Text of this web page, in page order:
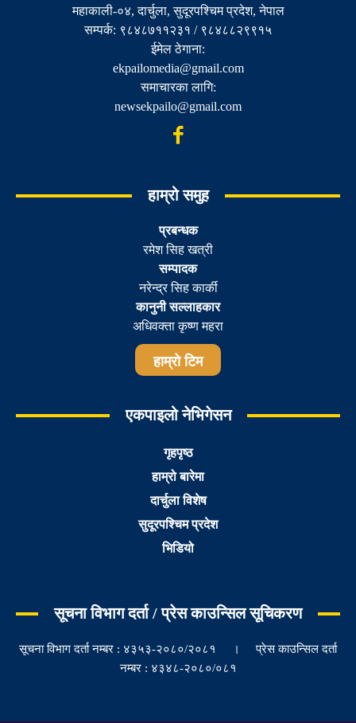
महाकाली-०४, दार्चुला, सुदूरपश्चिम प्रदेश, नेपाल
सम्पर्क: ९८४८७११२३१ / ९८४८८२९९१५
ईमेल ठेगाना:
ekpailomedia@gmail.com
समाचारका लागि:
newsekpailo@gmail.com
हाम्रो समुह
प्रबन्धक
रमेश सिह खत्री
सम्पादक
नरेन्द्र सिह कार्की
कानुनी सल्लाहकार
अधिवक्ता कृष्ण महरा
हाम्रो टिम
एकपाइलो नेभिगेसन
गृहपृष्ठ
हाम्रो बारेमा
दार्चुला विशेष
सुदूरपश्चिम प्रदेश
भिडियो
सूचना विभाग दर्ता / प्रेस काउन्सिल सूचिकरण
सूचना विभाग दर्ता नम्बर : ४३५३-२०८०/२०८१ । प्रेस काउन्सिल दर्ता
नम्बर : ४३४८-२०८०/०८१